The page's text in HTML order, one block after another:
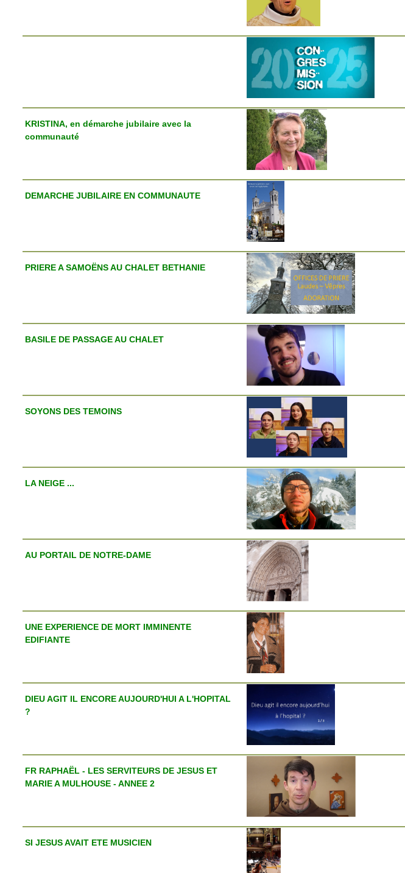
KRISTINA, en démarche jubilaire avec la
communauté
DEMARCHE JUBILAIRE EN COMMUNAUTE
PRIERE A SAMOËNS AU CHALET BETHANIE
BASILE DE PASSAGE AU CHALET
SOYONS DES TEMOINS
LA NEIGE ...
AU PORTAIL DE NOTRE-DAME
UNE EXPERIENCE DE MORT IMMINENTE
EDIFIANTE
DIEU AGIT IL ENCORE AUJOURD'HUI A L'HOPITAL
?
FR RAPHAËL - LES SERVITEURS DE JESUS ET
MARIE A MULHOUSE - ANNEE 2
SI JESUS AVAIT ETE MUSICIEN